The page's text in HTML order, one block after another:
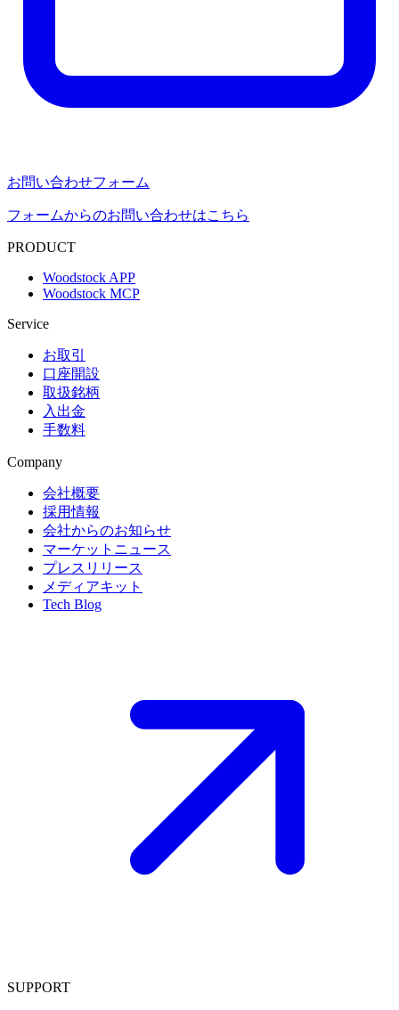
お問い合わせフォーム
フォームからのお問い合わせはこちら
PRODUCT
Woodstock APP
Woodstock MCP
Service
お取引
口座開設
取扱銘柄
入出金
手数料
Company
会社概要
採用情報
会社からのお知らせ
マーケットニュース
プレスリリース
メディアキット
Tech Blog
SUPPORT